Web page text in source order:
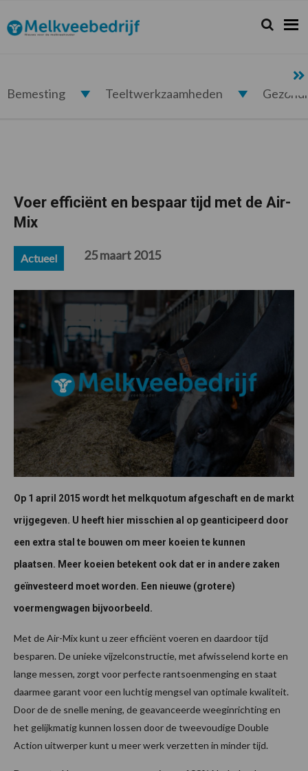
de
hoofdnavigatie
de
hoofd
de
eerste
de
voettekst
Melkveebedrijf.nl Zoeken...
Zoek
Bemesting Teeltwerkzaamheden
Voer efficiënt en bespaar tijd met de Air-
Mix
Actueel 25 maart 2015
Op 1 april 2015 wordt het melkquotum afgeschaft en de markt
vrijgegeven. U heeft hier misschien al op geanticipeerd door
een extra stal te bouwen om meer koeien te kunnen
plaatsen. Meer koeien betekent ook dat er in andere zaken
geïnvesteerd moet worden. Een nieuwe (grotere)
voermengwagen bijvoorbeeld.
Met de Air-Mix kunt u zeer efficiënt voeren en daardoor tijd
besparen. De unieke vijzelconstructie, met afwisselend korte en
lange messen, zorgt voor perfecte rantsoenmenging en staat
daarmee garant voor een luchtig mengsel van optimale kwaliteit.
Door de de snelle mening, de geavanceerde weeginrichting en
het gelijkmatig kunnen lossen door de tweevoudige Double
Action uitwerper kunt u meer werk verzetten in minder tijd.